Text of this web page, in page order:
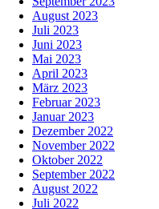
August 2023
Juli 2023
Juni 2023
Mai 2023
April 2023
März 2023
Februar 2023
Januar 2023
Dezember 2022
November 2022
Oktober 2022
September 2022
August 2022
Juli 2022